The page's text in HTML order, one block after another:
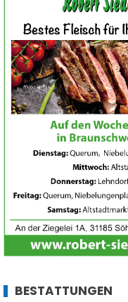
BESTATTUNGEN